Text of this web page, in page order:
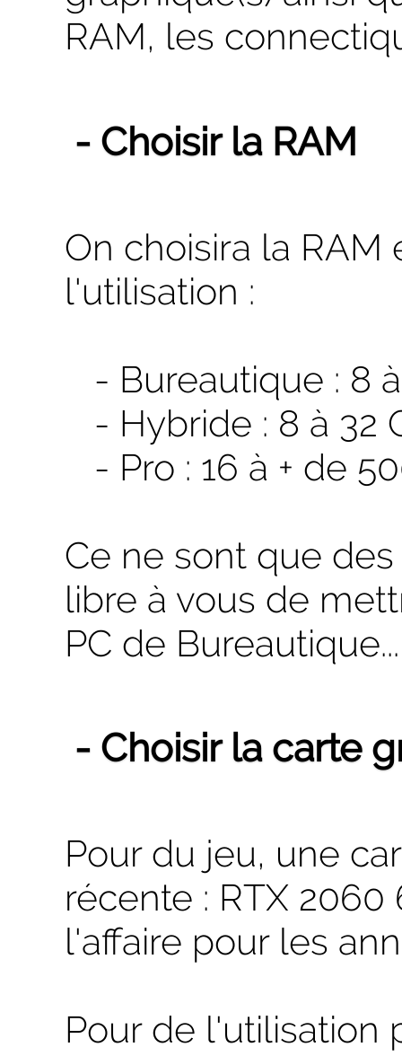
RAM, les
- Choisir la RAM
On choisira la
l'utilisation :
- Bureautique : 8 à
- Hybride : 8 à 32
- Pro : 16 à + de
Ce ne sont que
libre à vous de
PC de Bureautique...
- Choisir la carte
Pour du jeu, une
récente : RTX 2060
l'affaire pour les
Pour de l'utilisation